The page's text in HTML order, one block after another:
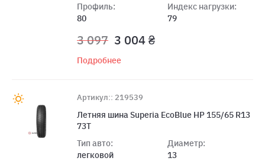
Профиль:
80
Индекс нагрузки:
79
3 097 3 004 ₴
Подробнее
Артикул:: 219539
Летняя шина Superia EcoBlue HP 155/65 R13
73T
Тип авто:
легковой
Диаметр:
13